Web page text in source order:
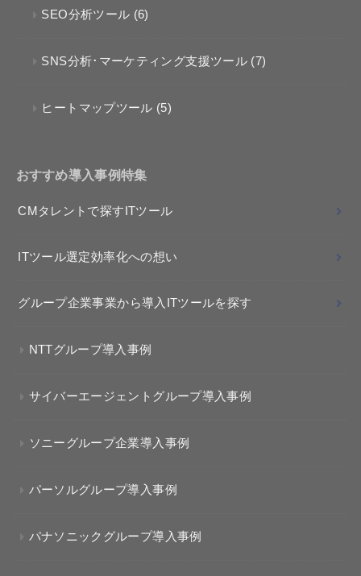
SEO分析ツール (6)
SNS分析･マーケティング支援ツール (7)
ヒートマップツール (5)
おすすめ導入事例特集
CMタレントで探すITツール
ITツール選定効率化への想い
グループ企業事業から導入ITツールを探す
NTTグループ導入事例
サイバーエージェントグループ導入事例
ソニーグループ企業導入事例
パーソルグループ導入事例
パナソニックグループ導入事例